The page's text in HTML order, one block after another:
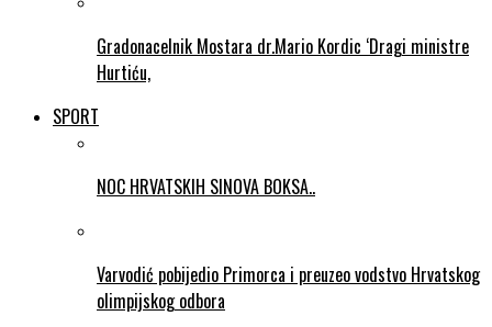
Gradonacelnik Mostara dr.Mario Kordic ‘Dragi ministre
Hurtiću,
SPORT
NOC HRVATSKIH SINOVA BOKSA..
Varvodić pobijedio Primorca i preuzeo vodstvo Hrvatskog
olimpijskog odbora